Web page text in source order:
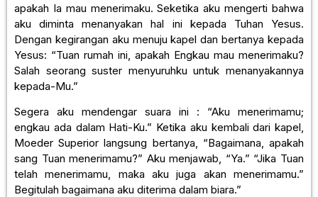
apakah Ia mau menerimaku. Seketika aku mengerti bahwa
aku diminta menanyakan hal ini kepada Tuhan Yesus.
Dengan kegirangan aku menuju kapel dan bertanya kepada
Yesus: “Tuan rumah ini, apakah Engkau mau menerimaku?
Salah seorang suster menyuruhku untuk menanyakannya
kepada-Mu.”
Segera aku mendengar suara ini : “Aku menerimamu;
engkau ada dalam Hati-Ku.” Ketika aku kembali dari kapel,
Moeder Superior langsung bertanya, “Bagaimana, apakah
sang Tuan menerimamu?” Aku menjawab, “Ya.” “Jika Tuan
telah menerimamu, maka aku juga akan menerimamu.”
Begitulah bagaimana aku diterima dalam biara.”